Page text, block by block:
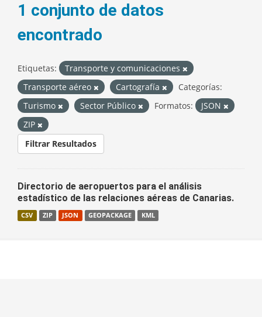
1 conjunto de datos
encontrado
Etiquetas:
Transporte y comunicaciones
Transporte aéreo
Cartografía
Categorías:
Turismo
Sector Público Formatos:
JSON
ZIP
Filtrar Resultados
Directorio de aeropuertos para el análisis
estadístico de las relaciones aéreas de Canarias.
CSV ZIP JSON GEOPACKAGE KML